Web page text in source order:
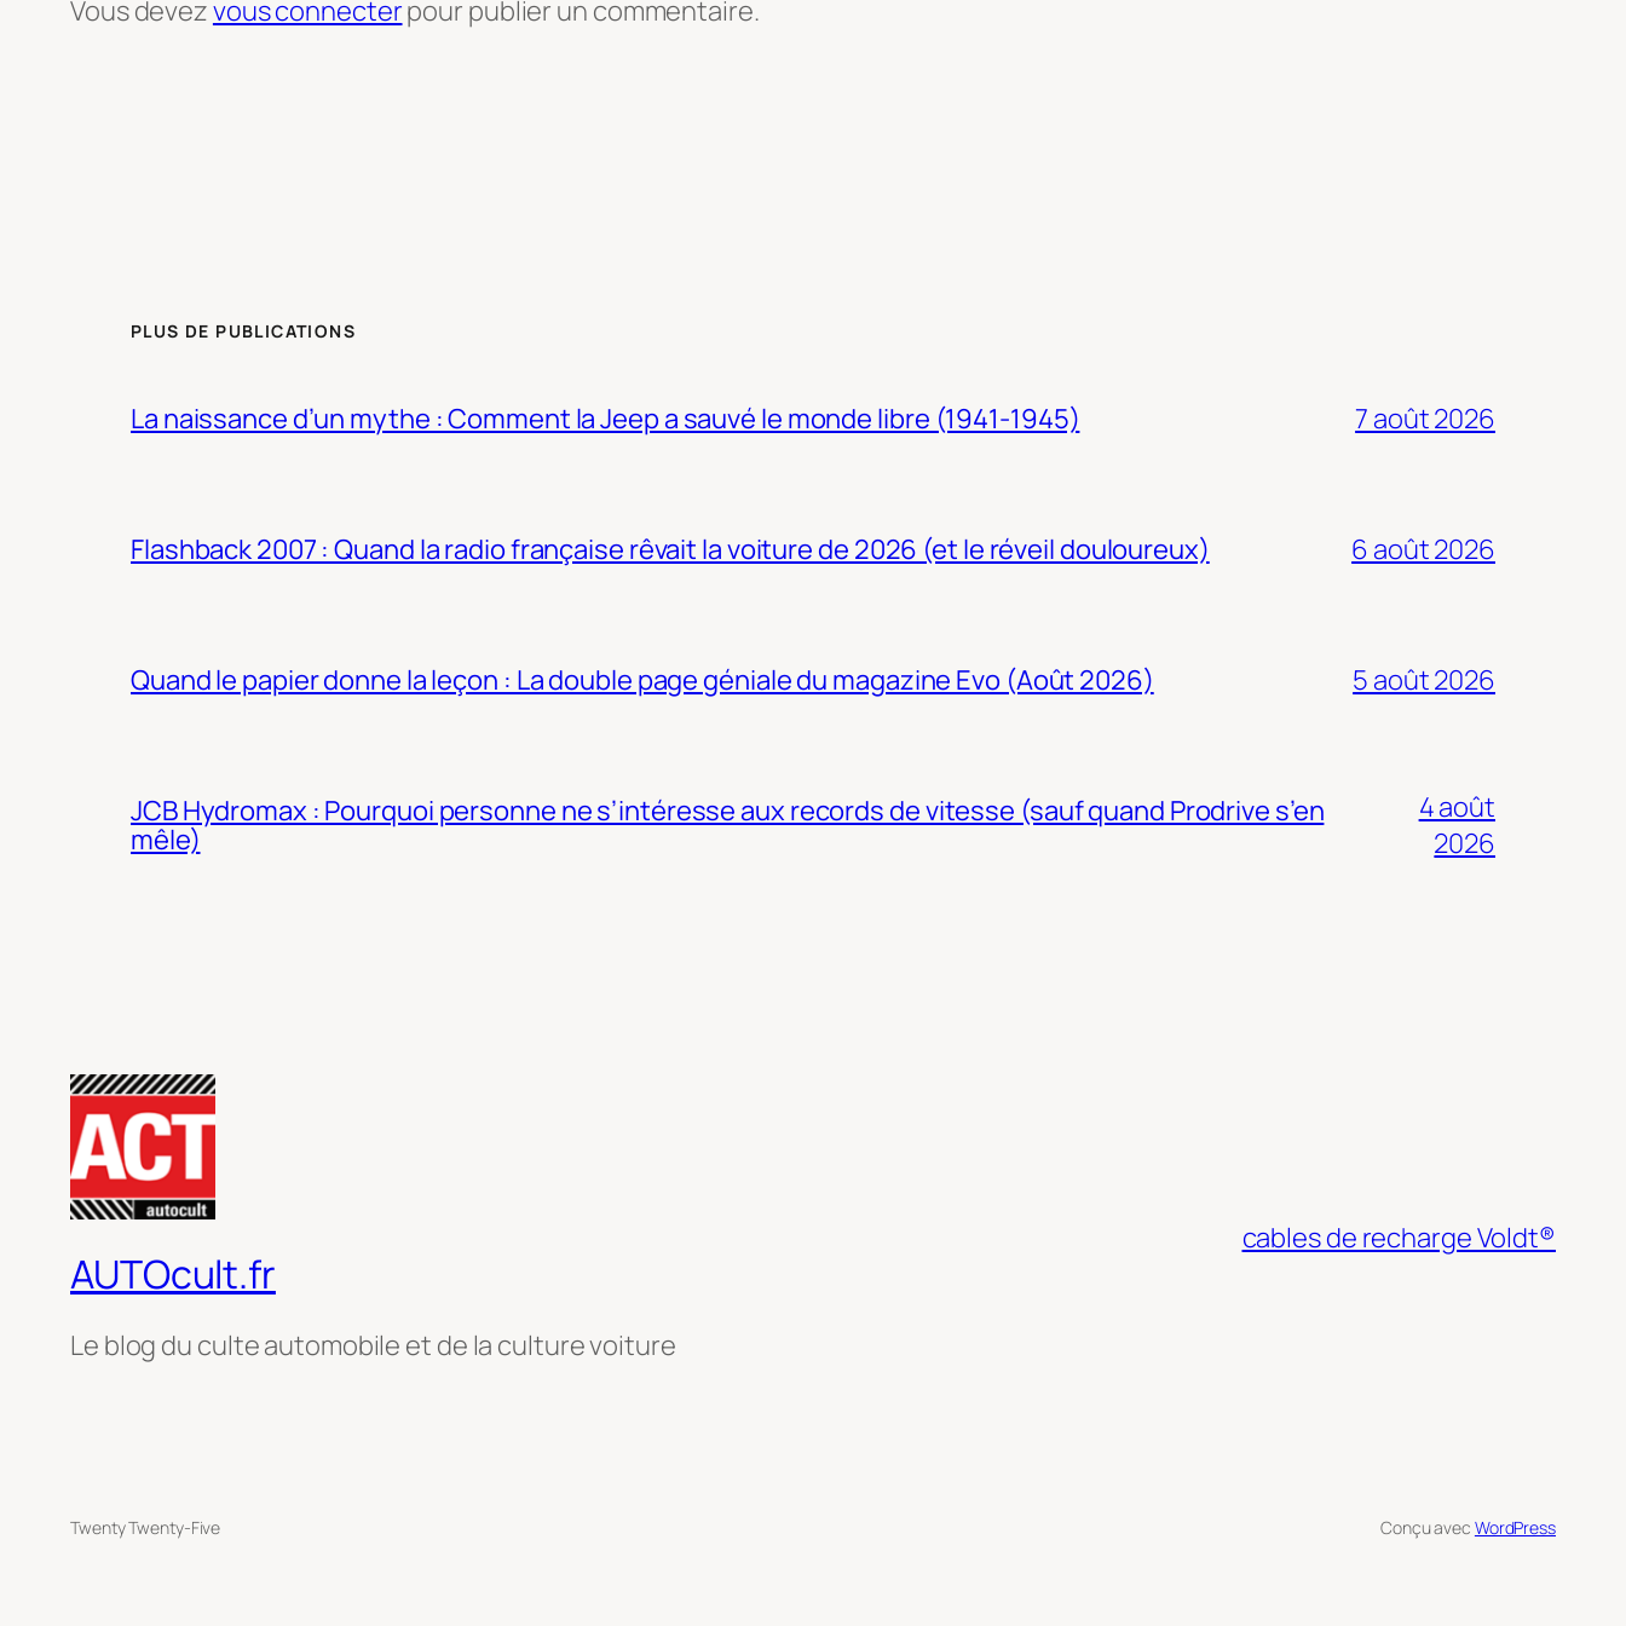
Vous devezvous connecterpour publier un commentaire.
PLUS DE PUBLICATIONS
La naissance d’un mythe : Comment la Jeep a sauvé le monde libre (1941-1945) 7 août 2026
Flashback 2007 : Quand la radio française rêvait la voiture de 2026 (et le réveil douloureux) 6 août 2026
Quand le papier donne la leçon : La double page géniale du magazine Evo (Août 2026) 5 août 2026
JCB Hydromax : Pourquoi personne ne s’intéresse aux records de vitesse (sauf quand Prodrive s’en
mêle)
4 août
2026
AUTOcult.fr
Le blog du culte automobile et de la culture voiture
cables de recharge Voldt®
Twenty Twenty-Five Conçu avec WordPress